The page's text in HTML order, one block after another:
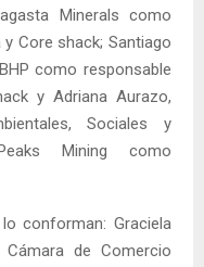
Minerals como
Core shack; Santiago
como responsable
y Adriana Aurazo,
Sociales y
Mining como
conforman: Graciela
de Comercio